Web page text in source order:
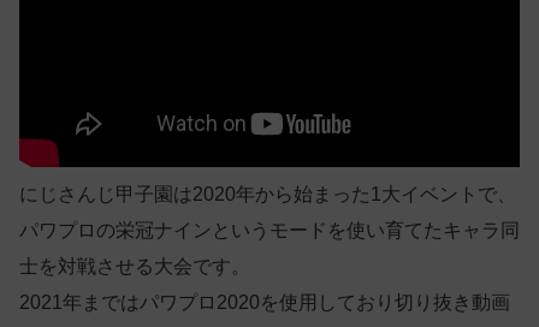
にじさんじ甲子園は2020年から始まった1大イベントで、
パワプロの栄冠ナインというモードを使い育てたキャラ同
士を対戦させる大会です。
2021年まではパワプロ2020を使用しており切り抜き動画